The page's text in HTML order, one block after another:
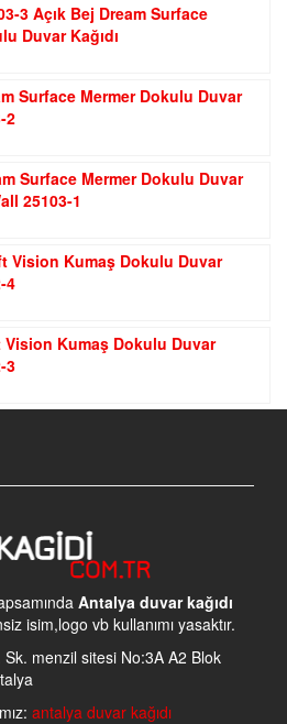
3 Açık Bej Dream Surface
Duvar Kağıdı
Surface Mermer Dokulu Duvar
2
Surface Mermer Dokulu Duvar
25103-1
Vision Kumaş Dokulu Duvar
4
Vision Kumaş Dokulu Duvar
3
Antalya duvar kağıdı
isim,logo vb kullanımı yasaktır.
menzil sitesi No:3A A2 Blok
antalya duvar kağıdı